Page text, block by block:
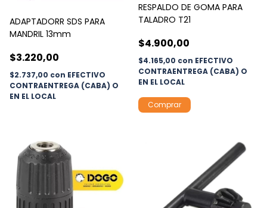
ADAPTADORR SDS PARA
MANDRIL 13mm
$3.220,00
$2.737,00 con EFECTIVO
CONTRAENTREGA (CABA) O
EN EL LOCAL
RESPALDO DE GOMA PARA
TALADRO T21
$4.900,00
$4.165,00 con EFECTIVO
CONTRAENTREGA (CABA) O
EN EL LOCAL